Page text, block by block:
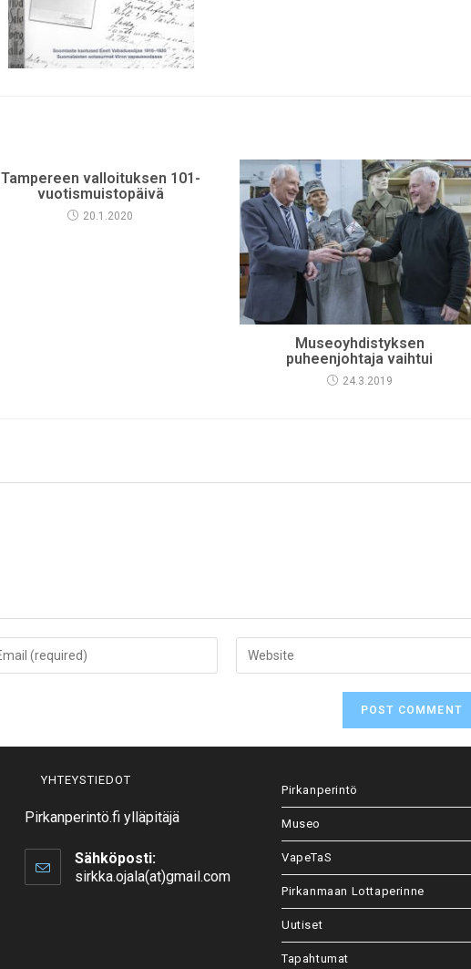
Tampereen valloituksen 101-
vuotismuistopäivä
20.1.2020
Museoyhdistyksen
puheenjohtaja vaihtui
24.3.2019
YHTEYSTIEDOT
Pirkanperintö.fi ylläpitäjä
Sähköposti:
sirkka.ojala(at)gmail.comOpens
application
Pirkanperintö
Museo
VapeTaS
Pirkanmaan Lottaperinne
Uutiset
Tapahtumat